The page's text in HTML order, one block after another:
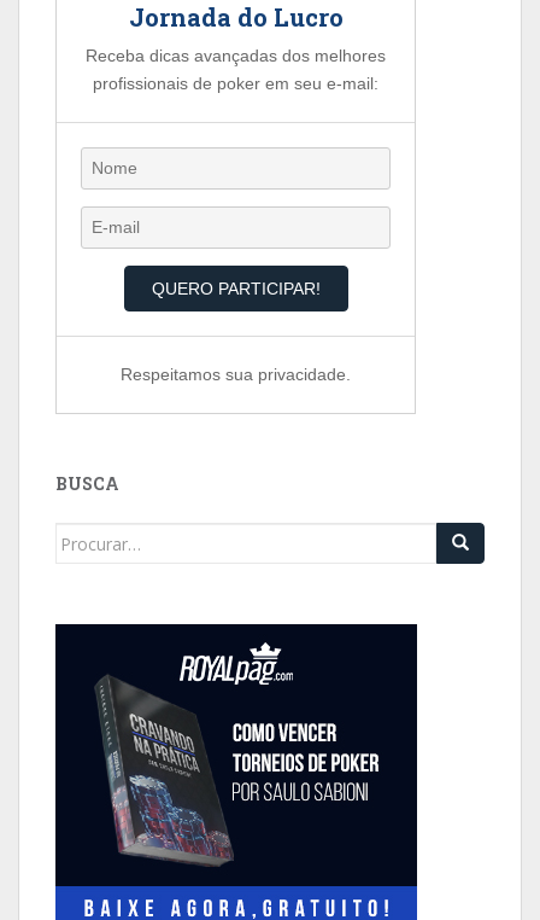
Jornada do Lucro
Receba dicas avançadas dos melhores
profissionais de poker em seu e-mail:
Respeitamos sua privacidade.
BUSCA
Search